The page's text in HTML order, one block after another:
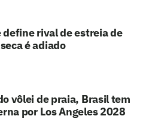
define rival de estreia de
é adiado
vôlei de praia, Brasil tem
por Los Angeles 2028